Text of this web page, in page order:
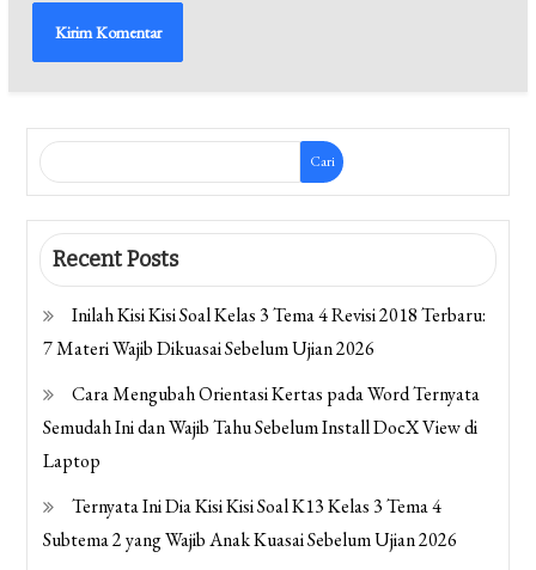
Cari
Recent Posts
Inilah Kisi Kisi Soal Kelas 3 Tema 4 Revisi 2018 Terbaru:
7 Materi Wajib Dikuasai Sebelum Ujian 2026
Cara Mengubah Orientasi Kertas pada Word Ternyata
Semudah Ini dan Wajib Tahu Sebelum Install DocX View di
Laptop
Ternyata Ini Dia Kisi Kisi Soal K13 Kelas 3 Tema 4
Subtema 2 yang Wajib Anak Kuasai Sebelum Ujian 2026